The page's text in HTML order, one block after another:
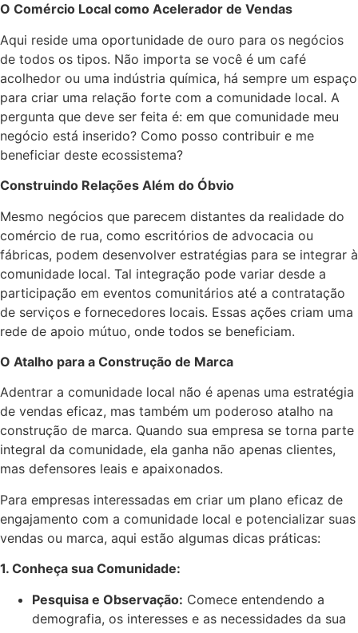
O Comércio Local como Acelerador de Vendas
Aqui reside uma oportunidade de ouro para os negócios
de todos os tipos. Não importa se você é um café
acolhedor ou uma indústria química, há sempre um espaço
para criar uma relação forte com a comunidade local. A
pergunta que deve ser feita é: em que comunidade meu
negócio está inserido? Como posso contribuir e me
beneficiar deste ecossistema?
Construindo Relações Além do Óbvio
Mesmo negócios que parecem distantes da realidade do
comércio de rua, como escritórios de advocacia ou
fábricas, podem desenvolver estratégias para se integrar à
comunidade local. Tal integração pode variar desde a
participação em eventos comunitários até a contratação
de serviços e fornecedores locais. Essas ações criam uma
rede de apoio mútuo, onde todos se beneficiam.
O Atalho para a Construção de Marca
Adentrar a comunidade local não é apenas uma estratégia
de vendas eficaz, mas também um poderoso atalho na
construção de marca. Quando sua empresa se torna parte
integral da comunidade, ela ganha não apenas clientes,
mas defensores leais e apaixonados.
Para empresas interessadas em criar um plano eficaz de
engajamento com a comunidade local e potencializar suas
vendas ou marca, aqui estão algumas dicas práticas:
1. Conheça sua Comunidade:
Pesquisa e Observação: Comece entendendo a
demografia, os interesses e as necessidades da sua